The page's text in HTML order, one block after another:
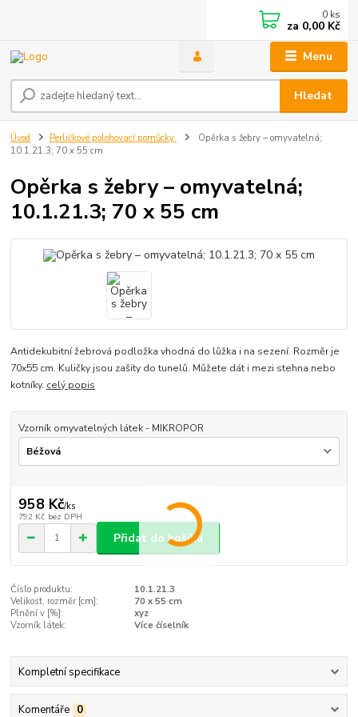
Menu
Hledat
0 ks
za 0,00 Kč
Úvod Perličkové polohovací pomůcky
Opěrka s žebry – omyvatelná;
10.1.21.3; 70 x 55 cm
Opěrka s žebry – omyvatelná;
10.1.21.3; 70 x 55 cm
Antidekubitní žebrová podložka vhodná do lůžka i na sezení. Rozměr je
70x55 cm. Kuličky jsou zašity do tunelů. Můžete dát i mezi stehna nebo
kotníky. celý popis
Vzorník omyvatelných látek - MIKROPOR
958 Kč/ks
792 Kč bez DPH
Přidat do košíku
Číslo produktu:
10.1.21.3
Velikost, rozměr [cm]:
70 x 55 cm
Plnění v [%]:
xyz
Vzorník látek:
Více číselník
Kompletní specifikace
Komentáře 0